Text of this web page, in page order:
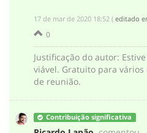
‎17 de mar de 2020 18:52 ( editado
0
Justificação do autor:
viável. Gratuito para
de reunião.
Contribuição significativa